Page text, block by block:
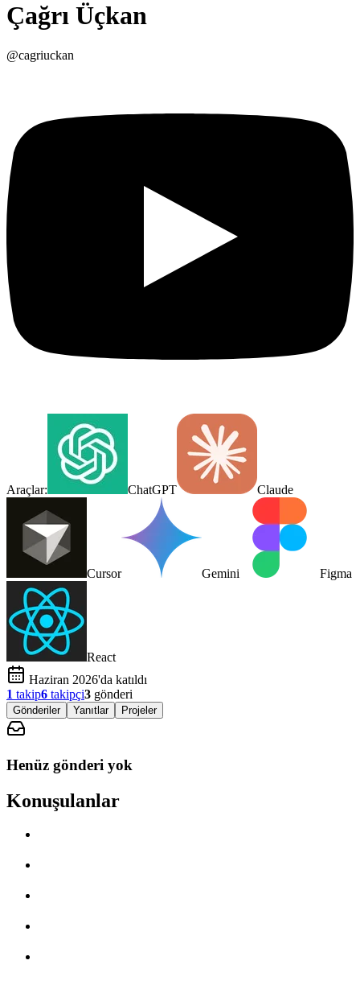
Çağrı Üçkan
@cagriuckan
Araçlar: ChatGPT Claude
Cursor Gemini Figma
React
Haziran 2026'da katıldı
1 takip6 takipçi3 gönderi
Gönderiler Yanıtlar Projeler
Henüz gönderi yok
Konuşulanlar